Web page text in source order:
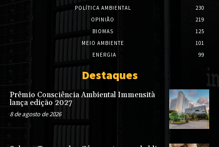
POLÍTICA AMBIENTAL
230
OPINIÃO
219
BIOMAS
125
MEIO AMBIENTE
101
ENERGIA
99
Destaques
Prêmio Consciência Ambiental Immensità
lança edição 2027
8 de agosto de 2026